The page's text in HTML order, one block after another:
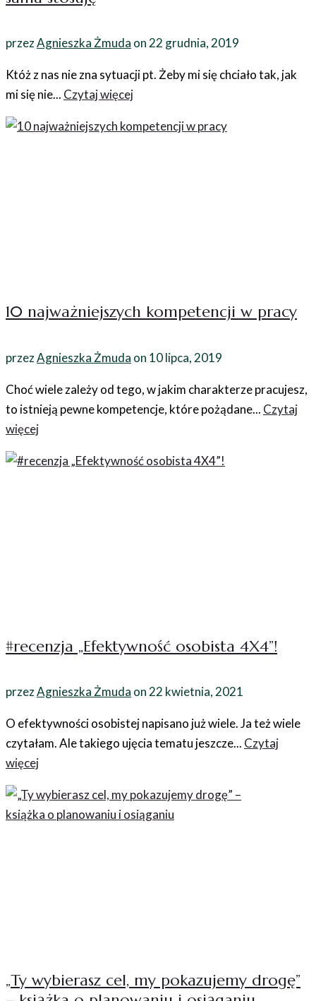
przezAgnieszka Żmuda on22 grudnia, 2019
Któż z nas nie zna sytuacji pt. Żeby mi się chciało tak, jak
mi się nie... Czytaj więcej
10 najważniejszych kompetencji w pracy
przezAgnieszka Żmuda on 10 lipca, 2019
Choć wiele zależy od tego, w jakim charakterze pracujesz,
to istnieją pewne kompetencje, które pożądane... Czytaj
więcej
#recenzja „Efektywność osobista 4X4”!
przezAgnieszka Żmuda on22 kwietnia, 2021
O efektywności osobistej napisano już wiele. Ja też wiele
czytałam. Ale takiego ujęcia tematu jeszcze... Czytaj
więcej
„Ty wybierasz cel, my pokazujemy drogę”